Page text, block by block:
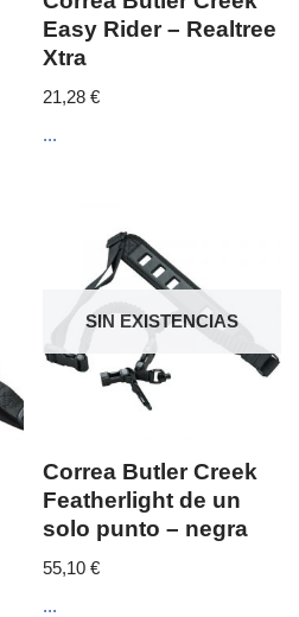
Easy Rider – Realtree
Xtra
21,28€
...
SIN EXISTENCIAS
Correa Butler Creek
Featherlight de un
solo punto – negra
55,10€
...